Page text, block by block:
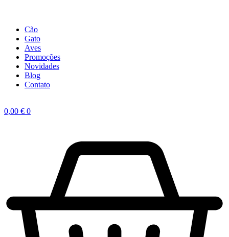
Cão
Gato
Aves
Promoções
Novidades
Blog
Contato
0,00 € 0